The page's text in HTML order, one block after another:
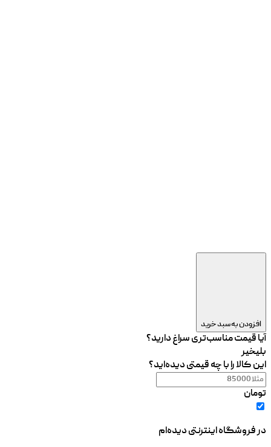
افزودن به سبد خرید
آیا قیمت مناسب‌تری سراغ دارید؟
بلیخیر
این کالا را با چه قیمتی دیده‌اید؟
تومان
در فروشگاه اینترنتی دیده‌ام